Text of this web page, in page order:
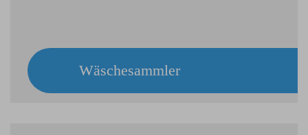
Wäschesammler